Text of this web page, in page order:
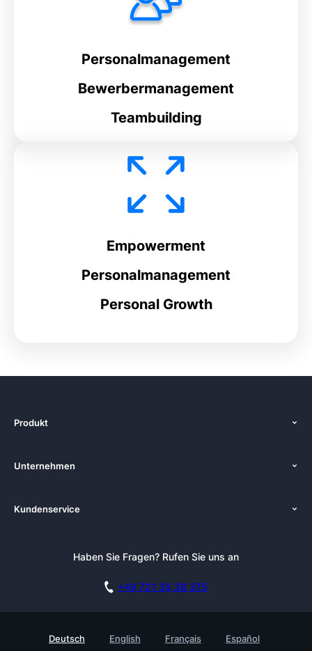
Personalmanagement
Bewerbermanagement
Teambuilding
Empowerment
Personalmanagement
Personal Growth
Produkt
Preise
Lösungen
Integrationen
Unternehmen
Zenkit in der Presse
Enterprise
Kundenservice
Wissensdatenbank
Haben Sie Fragen? Rufen Sie uns an
+49 721 35 28 375
Deutsch English Français Español